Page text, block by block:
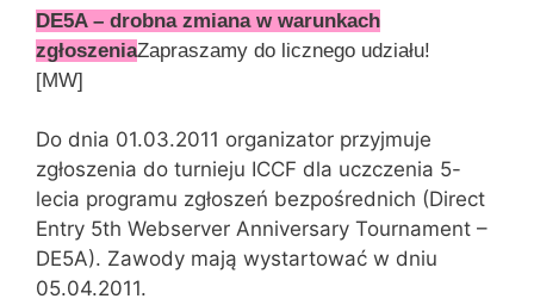
DE5A – drobna zmiana w warunkach
zgłoszeniaZapraszamy do licznego udziału!
[MW]
Do dnia 01.03.2011 organizator przyjmuje
zgłoszenia do turnieju ICCF dla uczczenia 5-
lecia programu zgłoszeń bezpośrednich (Direct
Entry 5th Webserver Anniversary Tournament –
DE5A). Zawody mają wystartować w dniu
05.04.2011.